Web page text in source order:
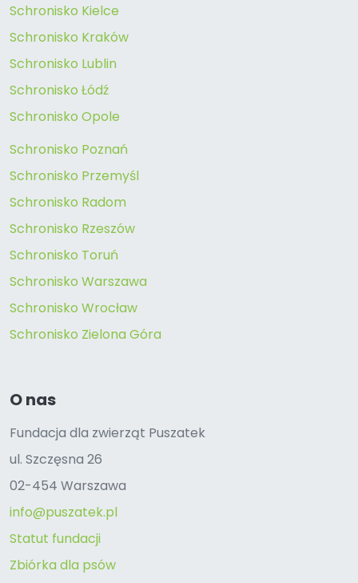
Schronisko Kielce
Schronisko Kraków
Schronisko Lublin
Schronisko Łódź
Schronisko Opole
Schronisko Poznań
Schronisko Przemyśl
Schronisko Radom
Schronisko Rzeszów
Schronisko Toruń
Schronisko Warszawa
Schronisko Wrocław
Schronisko Zielona Góra
O nas
Fundacja dla zwierząt Puszatek
ul. Szczęsna 26
02-454 Warszawa
info@puszatek.pl
Statut fundacji
Zbiórka dla psów